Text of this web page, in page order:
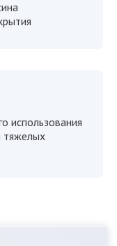
использования
тяжелых